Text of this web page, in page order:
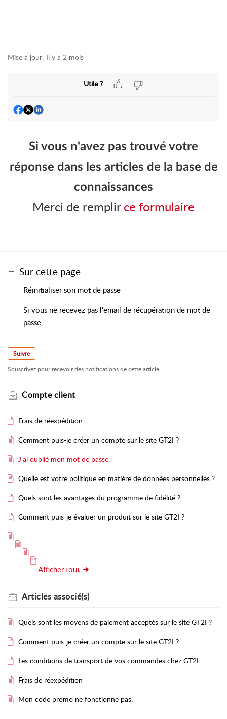
Mise à jour: Il y a 2 mois
Utile ?
Si vous n'avez pas trouvé votre
réponse dans les articles de la base de
connaissances
Merci de remplirce formulaire
Sur cette page
Réinitialiser son mot de passe
Si vous ne recevez pas l'email de récupération de mot de
passe
Suivre
Souscrivez pour recevoir des notifications de cette article.
Compte client
Frais de réexpédition
Comment puis-je créer un compte sur le site GT2I ?
J'ai oublié mon mot de passe.
Quelle est votre politique en matière de données personnelles ?
Quels sont les avantages du programme de fidélité ?
Comment puis-je évaluer un produit sur le site GT2I ?
Afficher tout
Articles associé(s)
Quels sont les moyens de paiement acceptés sur le site GT2I ?
Comment puis-je créer un compte sur le site GT2I ?
Les conditions de transport de vos commandes chez GT2I
Frais de réexpédition
Mon code promo ne fonctionne pas.